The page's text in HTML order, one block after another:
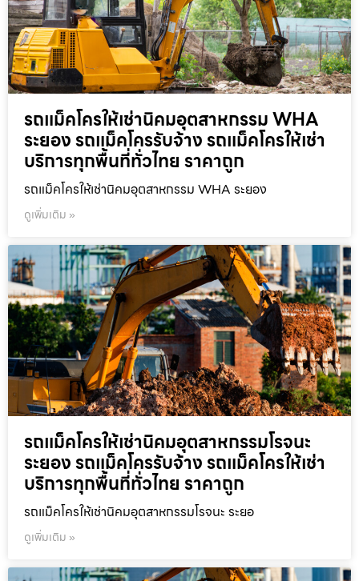
รถแม็คโครให้เช่านิคมอุตสาหกรรม WHA
ระยอง รถแม็คโครรับจ้าง รถแม็คโครให้เช่า
บริการทุกพื้นที่ทั่วไทย ราคาถูก
รถแม็คโครให้เช่านิคมอุตสาหกรรม WHA ระยอง
ดูเพิ่มเติม »
รถแม็คโครให้เช่านิคมอุตสาหกรรมโรจนะ
ระยอง รถแม็คโครรับจ้าง รถแม็คโครให้เช่า
บริการทุกพื้นที่ทั่วไทย ราคาถูก
รถแม็คโครให้เช่านิคมอุตสาหกรรมโรจนะ ระยอ
ดูเพิ่มเติม »